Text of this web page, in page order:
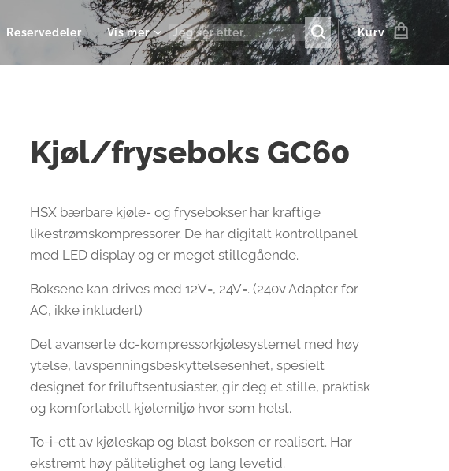
Reservedeler Vis mer Kurv
Kjøl/fryseboks GC60
HSX bærbare kjøle- og frysebokser har kraftige
likestrømskompressorer. De har digitalt kontrollpanel
med LED display og er meget stillegående.
Boksene kan drives med 12V=, 24V=. (240v Adapter for
AC, ikke inkludert)
Det avanserte dc-kompressorkjølesystemet med høy
ytelse, lavspenningsbeskyttelsesenhet, spesielt
designet for friluftsentusiaster, gir deg et stille, praktisk
og komfortabelt kjølemiljø hvor som helst.
To-i-ett av kjøleskap og blast boksen er realisert. Har
ekstremt høy pålitelighet og lang levetid.